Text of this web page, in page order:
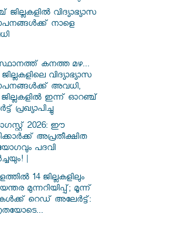
വിദ്യാഭ്യാസ
നാളെ
കനത്ത മഴ...
വിദ്യാഭ്യാസ
അവധി,
ജില്ലകളിൽ ഇന്ന് ഓറഞ്ച്
പ്രഖ്യാപിച്ചു
2026: ഈ
അപ്രതീക്ഷിത
പദവി
|
14 ജില്ലകളിലും
മുന്നറിയിപ്പ്; മൂന്ന്
റെഡ് അലേർട്ട്: